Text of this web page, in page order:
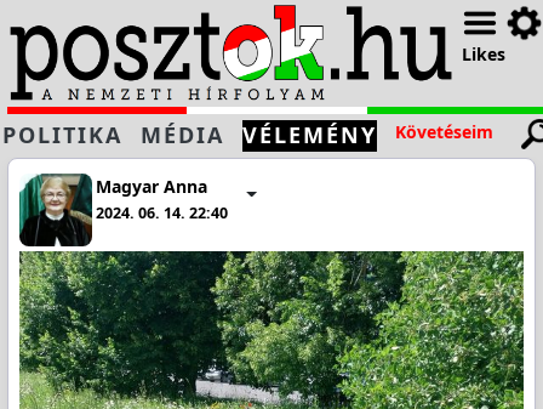
Likes
POLITIKA MÉDIA VÉLEMÉNY Követéseim
Magyar Anna
2024. 06. 14. 22:40